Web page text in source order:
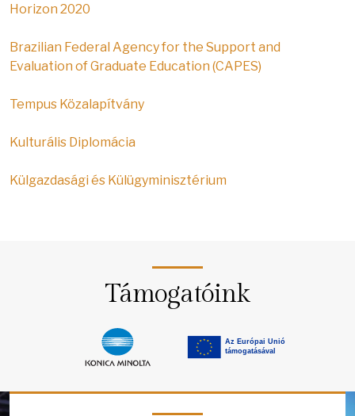
Horizon 2020
Brazilian Federal Agency for the Support and
Evaluation of Graduate Education (CAPES)
Tempus Közalapítvány
Kulturális Diplomácia
Külgazdasági és Külügyminisztérium
Támogatóink